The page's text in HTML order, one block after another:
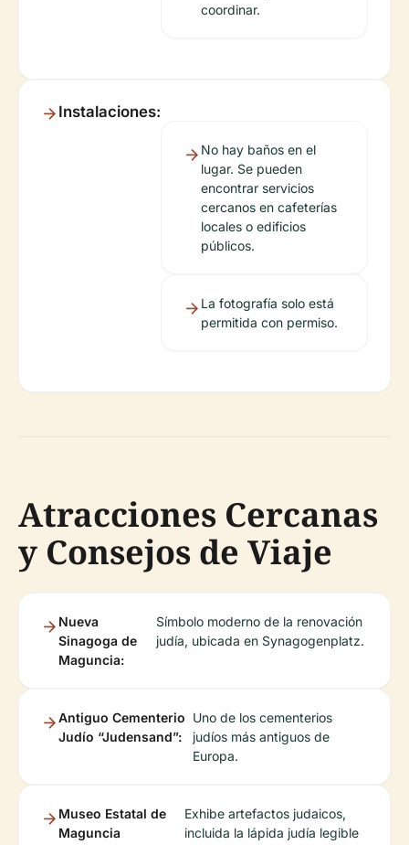
coordinar.
Instalaciones:
No hay baños en el
lugar. Se pueden
encontrar servicios
cercanos en cafeterías
locales o edificios
públicos.
La fotografía solo está
permitida con permiso.
Atracciones Cercanas
y Consejos de Viaje
Nueva
Sinagoga de
Maguncia:
Símbolo moderno de la renovación
judía, ubicada en Synagogenplatz.
Antiguo Cementerio
Judío “Judensand”:
Uno de los cementerios
judíos más antiguos de
Europa.
Museo Estatal de
Maguncia
Exhibe artefactos judaicos,
incluida la lápida judía legible